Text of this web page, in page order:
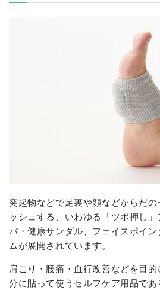
突起物などで足裏や顔などからだ
ッシュする、いわゆる「ツボ押し
パ・健康サンダル、フェイスポイ
ムが展開されています。
肩こり・腰痛・血行改善などを目
分に貼って使うセルフケア用品で